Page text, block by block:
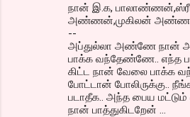
நான் இ.க,
அண்ணன்,முகிலன்
--
அப்துல்லா அண்ணே நான்
பாக்க வந்தேண்ணே.. எந்த
கிட்ட நான் வேலை பாக்க
போட்டான் போலிருக்கு..
படாதீக.. அந்த பைய மட்டும்
நான் பாத்துகிடறேன் ...